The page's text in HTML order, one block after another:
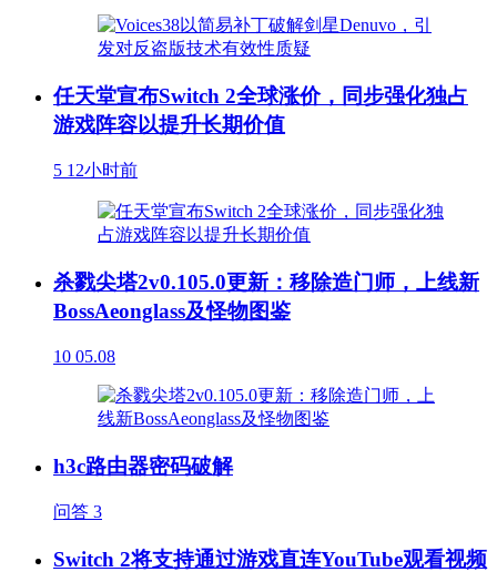
任天堂宣布Switch 2全球涨价，同步强化独占
游戏阵容以提升长期价值
5 12小时前
杀戮尖塔2v0.105.0更新：移除造门师，上线新
BossAeonglass及怪物图鉴
10 05.08
h3c路由器密码破解
问答 3
Switch 2将支持通过游戏直连YouTube观看视频